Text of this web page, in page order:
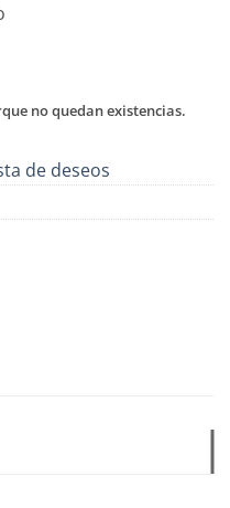
no quedan existencias.
de deseos